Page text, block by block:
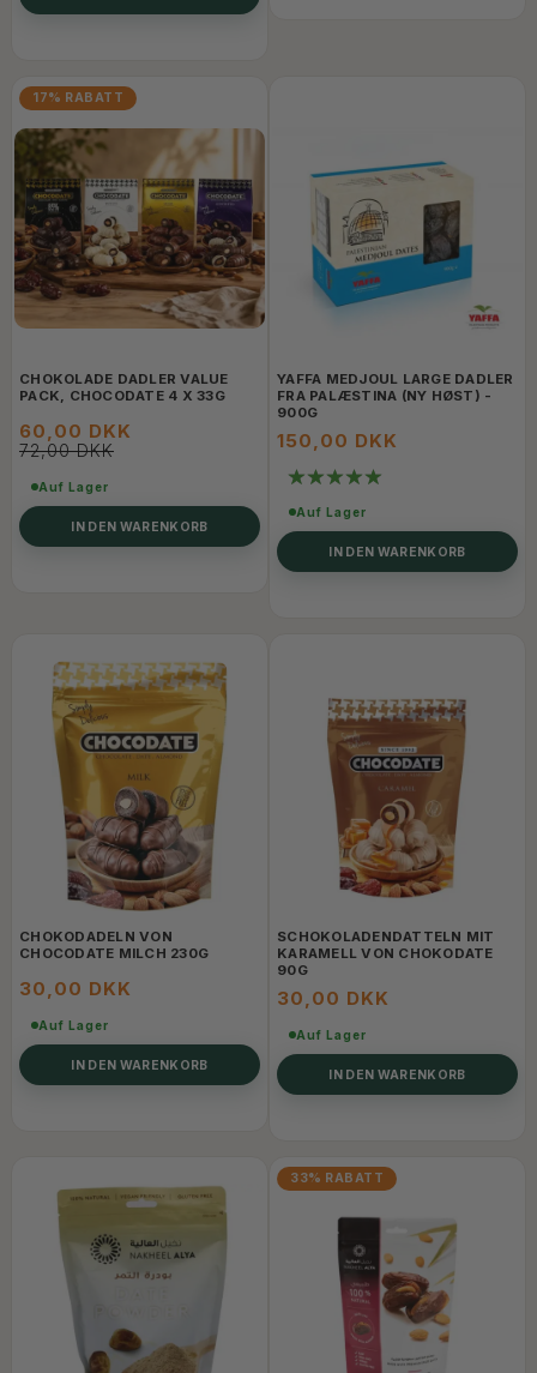
17% RABATT
CHOKOLADE DADLER VALUE
PACK, CHOCODATE 4 X 33G
60,00 DKK
72,00 DKK
Auf Lager
IN DEN WARENKORB
YAFFA MEDJOUL LARGE DADLER
FRA PALÆSTINA (NY HØST) -
900G
150,00 DKK
Auf Lager
IN DEN WARENKORB
CHOKODADELN VON
CHOCODATE MILCH 230G
30,00 DKK
Auf Lager
IN DEN WARENKORB
SCHOKOLADENDATTELN MIT
KARAMELL VON CHOKODATE
90G
30,00 DKK
Auf Lager
IN DEN WARENKORB
33% RABATT